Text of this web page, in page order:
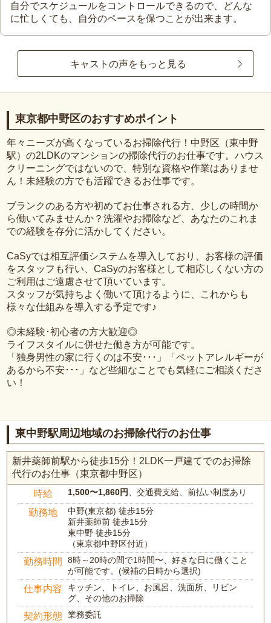
自分でスケジュールをコントロールできるので、どんな
に忙しくても、自分のペースを保つことが出来ます。
キャストの声をもっと見る
東京都中野区のおすすめポイント
年々ニーズが高くなっているお掃除代行！中野区（東中野
駅）の2LDKのマンションの掃除代行のお仕事です。ハウス
クリーニングではないので、特別な資格や作業はありませ
ん！未経験の方でも活躍できるお仕事です。
ブランクのある方や初めてお仕事される方、少しの時間か
ら働いてみませんか？洗濯やお掃除など、あなたのこれま
での経験を存分に活かしてください。
CaSyでは相互評価システムを導入しており、お客様の評価
をスタッフも行い、CaSyのお客様として相応しくない方の
ご利用はご遠慮させて頂いています。
スタッフが気持ちよく働いて頂けるように、これからも
様々な仕組みを導入する予定です♪
◎未経験･初心者の方大歓迎◎
ライフスタイルに併せた働き方が可能です。
「独身男性の家に行くのは不安･･･」「ペットアレルギーが
あるから不安･･･」など些細なことでも気軽にご相談くださ
い！
東中野駅周辺地域のお掃除代行のお仕事
新井薬師前駅から徒歩15分！2LDK一戸建てでのお掃除
代行のお仕事（東京都中野区）
時給 1,500〜1,860円、交通費支給、前払い制度あり
勤務地
中野(東京都) 徒歩15分
新井薬師前 徒歩15分
東中野 徒歩15分
（東京都中野区付近）
勤務時間
8時～20時の間で1時間〜、好きな日に働くこと
が可能です。(候補の日時から選択)
仕事内容
キッチン、トイレ、お風呂、洗面所、リビン
グ、その他のお掃除
契約形態 業務委託